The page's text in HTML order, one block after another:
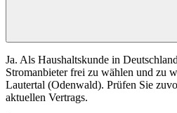
Ja. Als Haushaltskunde in
Stromanbieter frei zu wählen und zu
Lautertal (Odenwald). Prüfen Sie
aktuellen Vertrags.